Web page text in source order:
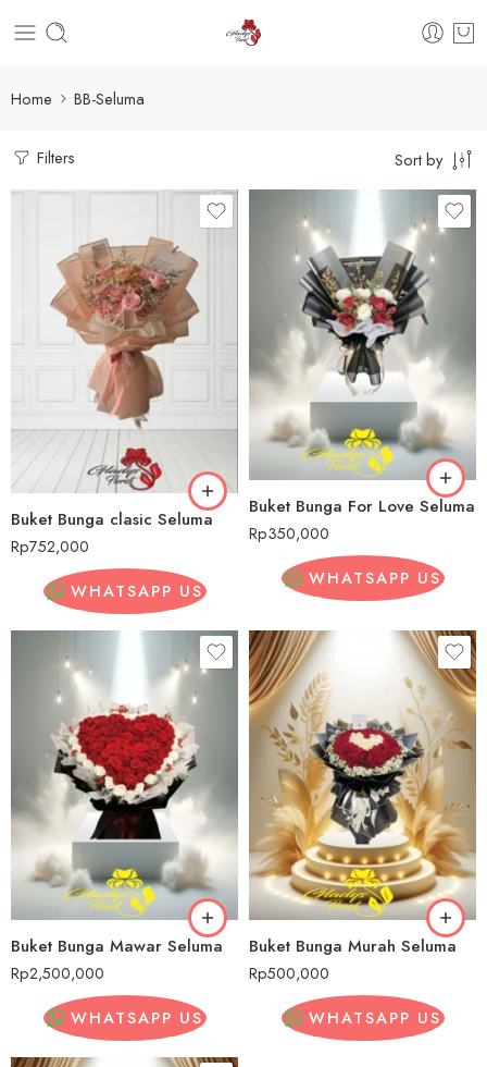
Home BB-Seluma
Filters Sort by
Buket Bunga clasic Seluma
Rp752,000
WHATSAPP US
Buket Bunga For Love Seluma
Rp350,000
WHATSAPP US
Buket Bunga Mawar Seluma
Rp2,500,000
WHATSAPP US
Buket Bunga Murah Seluma
Rp500,000
WHATSAPP US